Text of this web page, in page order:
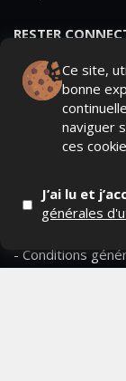
Ce site,
bonne
naviguer
ces
J’ai lu et
générales
RESTER
- Page d'accueil
- Qui sommes-
- Contactez-nous
- Conditions